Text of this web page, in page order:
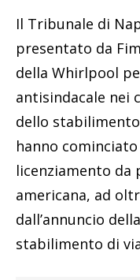
Il Tribunale di
presentato da
della Whirlpool
antisindacale nei
dello
hanno
licenziamento da
americana, ad
dall’annuncio
stabilimento di